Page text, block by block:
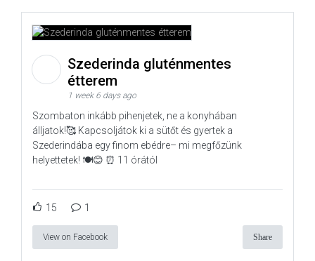
Szederinda gluténmentes
étterem
1 week 6 days ago
Szombaton inkább pihenjetek, ne a konyhában
álljatok!🥰 Kapcsoljátok ki a sütőt és gyertek a
Szederindába egy finom ebédre– mi megfőzünk
helyettetek! 🍽️😊 ⏰ 11 órától
15 1
View on Facebook Share